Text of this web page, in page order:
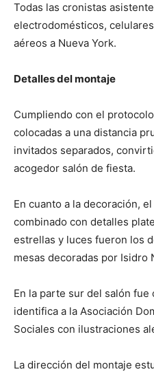
Todas las cronistas
electrodomésticos,
aéreos a Nueva York.
Detalles del montaje
Cumpliendo con el
colocadas a una distancia
invitados separados,
acogedor salón de fiesta.
En cuanto a la decoración,
combinado con detalles
estrellas y luces fueron los
mesas decoradas por Isidro
En la parte sur del salón fue
identifica a la Asociación
Sociales con ilustraciones
La dirección del montaje